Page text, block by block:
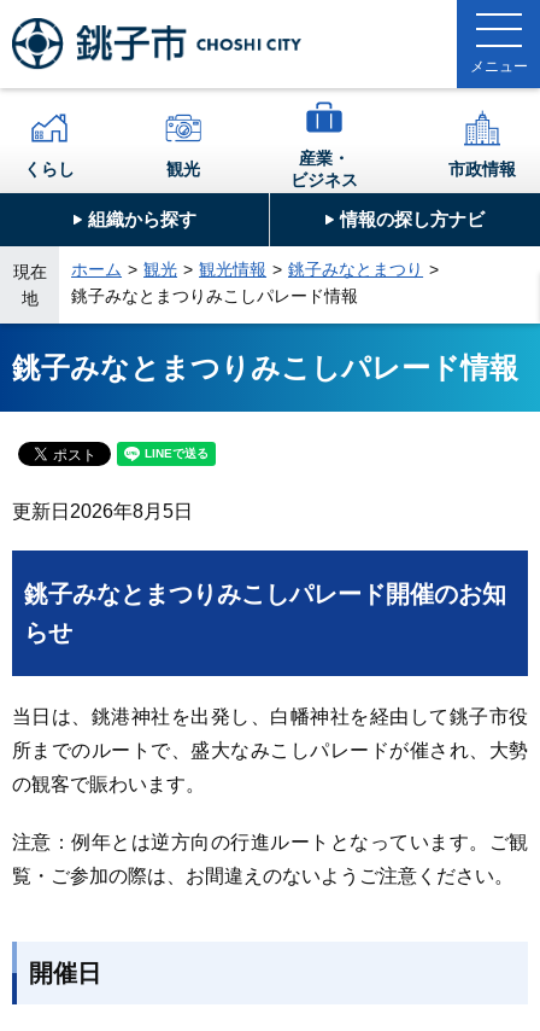
組織から探す 情報の探し方ナビ
くらし 観光
産業・
ビジネス
市政情報
現在
地
ホーム 観光 観光情報
銚子みなとまつり
銚子みなとまつりみこしパレード情報
銚子みなとまつりみこしパレード情報
更新日 2026年8月5日
銚子みなとまつりみこしパレード開催のお知
らせ
当日は、銚港神社を出発し、白幡神社を経由して銚子市役
所までのルートで、盛大なみこしパレードが催され、大勢
の観客で賑わいます。
注意：例年とは逆方向の行進ルートとなっています。ご観
覧・ご参加の際は、お間違えのないようご注意ください。
開催日